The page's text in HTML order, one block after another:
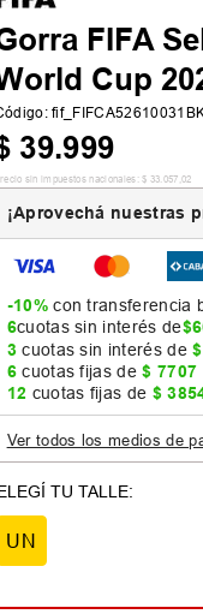
FIFA
Cup
:
39.999
sin impuestos nacionales: $ 33.057 ,02
¡Aprovechá nuestras
-10%con transferencia
6cuotas sin interés de$
3cuotas sin interés de$
6cuotas fijas de$ 7707
12 cuotas fijas de $
Ver todos los medios de
UN